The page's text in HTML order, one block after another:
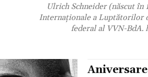
Ulrich Schneider (născut în
Internaționale a Luptătorilor
federal al VVN-